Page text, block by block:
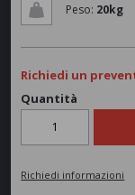
Peso: 20kg
Richiedi un
Quantità
Richiedi informazioni